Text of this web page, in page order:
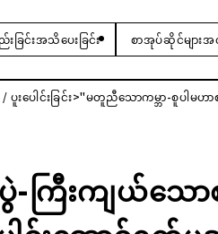
းခြင်းအသိပေးခြင်း စာအုပ်ဆိုင်များ
ပူးပေါင်းခြင်း "မတူညီသောကမ္ဘာ-စူပါမဟာ
ကြီးကျယ်သော